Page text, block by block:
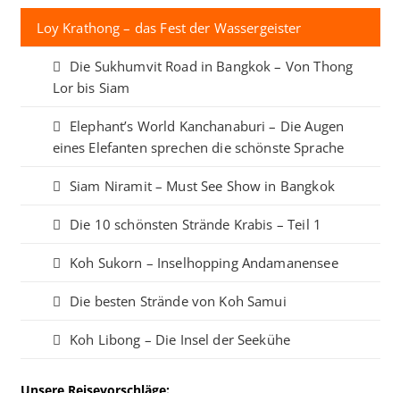
Loy Krathong – das Fest der Wassergeister
Die Sukhumvit Road in Bangkok – Von Thong
Lor bis Siam
Elephant’s World Kanchanaburi – Die Augen
eines Elefanten sprechen die schönste Sprache
Siam Niramit – Must See Show in Bangkok
Die 10 schönsten Strände Krabis – Teil 1
Koh Sukorn – Inselhopping Andamanensee
Die besten Strände von Koh Samui
Koh Libong – Die Insel der Seekühe